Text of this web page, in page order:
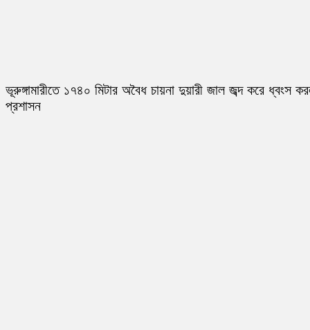
ভূরুঙ্গামারীতে ১৭৪০ মিটার অবৈধ চায়না দুয়ারী জাল জব্দ করে ধ্বংস
প্রশাসন